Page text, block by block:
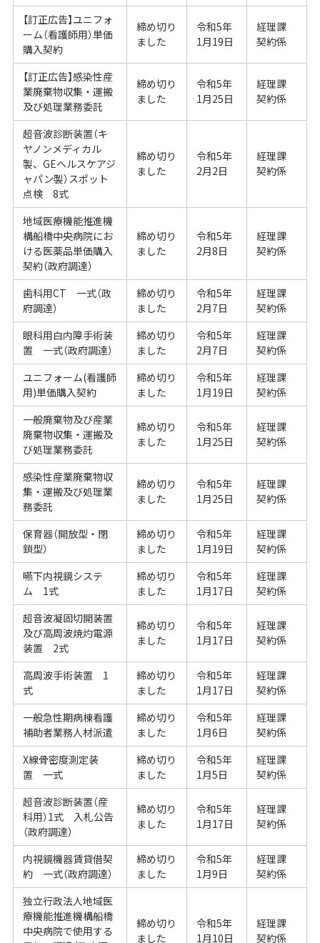
【訂正広告】ユニフォ
ーム（看護師用）単価
購入契約
締め切り
ました
令和5年
1月19日
経理課
契約係
【訂正広告】感染性産
業廃棄物収集・運搬
及び処理業務委託
締め切り
ました
令和5年
1月25日
経理課
契約係
超音波診断装置（キ
ヤノンメディカル
製、GEヘルスケアジ
ャパン製）スポット
点検 8式
締め切り
ました
令和5年
2月2日
経理課
契約係
地域医療機能推進機
構船橋中央病院にお
ける医薬品単価購入
契約（政府調達）
締め切り
ました
令和5年
2月8日
経理課
契約係
歯科用CT 一式（政
府調達）
締め切り
ました
令和5年
2月7日
経理課
契約係
眼科用白内障手術装
置 一式（政府調達）
締め切り
ました
令和5年
2月7日
経理課
契約係
ユニフォーム(看護師
用)単価購入契約
締め切り
ました
令和5年
1月19日
経理課
契約係
一般廃棄物及び産業
廃棄物収集・運搬及
び処理業務委託
締め切り
ました
令和5年
1月25日
経理課
契約係
感染性産業廃棄物収
集・運搬及び処理業
務委託
締め切り
ました
令和5年
1月25日
経理課
契約係
保育器（開放型・閉
鎖型）
締め切り
ました
令和5年
1月19日
経理課
契約係
嚥下内視鏡システ
ム 1式
締め切り
ました
令和5年
1月17日
経理課
契約係
超音波凝固切開装置
及び高周波焼灼電源
装置 2式
締め切り
ました
令和5年
1月17日
経理課
契約係
高周波手術装置 1
式
締め切り
ました
令和5年
1月17日
経理課
契約係
一般急性期病棟看護
補助者業務人材派遣
締め切り
ました
令和5年
1月6日
経理課
契約係
X線骨密度測定装
置 一式
締め切り
ました
令和5年
1月5日
経理課
契約係
超音波診断装置（産
科用）1式 入札公告
（政府調達）
締め切り
ました
令和5年
1月17日
経理課
契約係
内視鏡機器賃貸借契
約 一式（政府調達）
締め切り
ました
令和5年
1月9日
経理課
契約係
独立行政法人地域医
療機能推進機構船橋
中央病院で使用する
締め切り
ました
令和5年
1月10日
経理課
契約係